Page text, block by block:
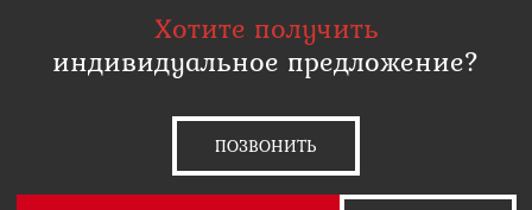
Хотите получить
индивидуальное предложение?
ПОЗВОНИТЬ